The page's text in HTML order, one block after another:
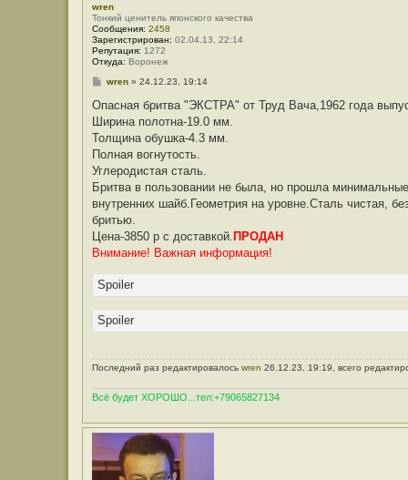
wren
Тонкий ценитель японского качества
Сообщения: 2458
Зарегистрирован: 02.04.13, 22:14
Репутация: 1272
Откуда: Воронеж
С
о
щ
е
и
е
wren» 24.12.23, 19:14
Опасная бритва "ЭКСТРА" от Труд Вача,1962 года
Ширина полотна-19.0 мм.
Толщина обушка-4.3 мм.
Полная вогнутость.
Углеродистая сталь.
Бритва в пользовании не была, но прошла
внутренних шайб.Геометрия на уровне.Сталь чистая,
бритью.
Цена-3850 р с доставкой. ПРОДАН
Внимание! Важная информация!
Spoiler
Spoiler
Последний раз редактировалось wren 26.12.23, 19:19, всего
Всё будет ХОРОШО...тел:+79065827134